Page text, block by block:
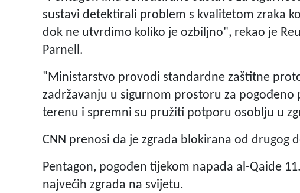
sustavi detektirali problem s kvalitetom zraka
dok ne utvrdimo koliko je ozbiljno", rekao je
Parnell.
"Ministarstvo provodi standardne zaštitne
zadržavanju u sigurnom prostoru za
terenu i spremni su pružiti potporu osoblju u
CNN prenosi da je zgrada blokirana od drugog
Pentagon, pogođen tijekom napada al-Qaide
najvećih zgrada na svijetu.